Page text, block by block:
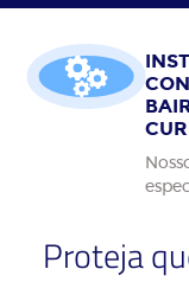
Proteja